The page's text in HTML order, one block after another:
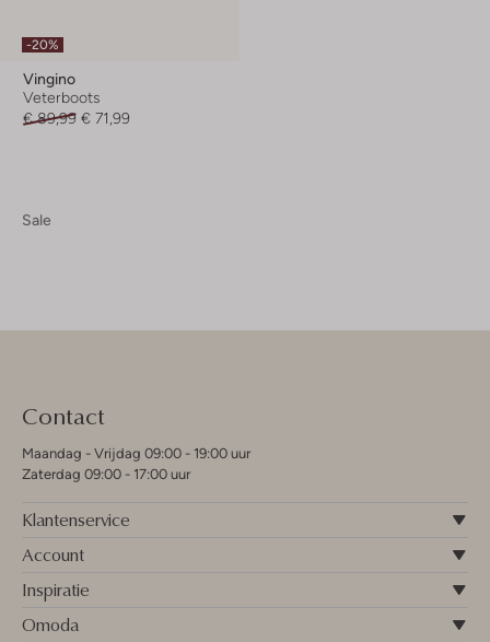
-20%
Vingino
Veterboots
€ 89,99 € 71,99
Sale
Contact
Maandag - Vrijdag 09:00 - 19:00 uur
Zaterdag 09:00 - 17:00 uur
Klantenservice
Account
Inspiratie
Omoda